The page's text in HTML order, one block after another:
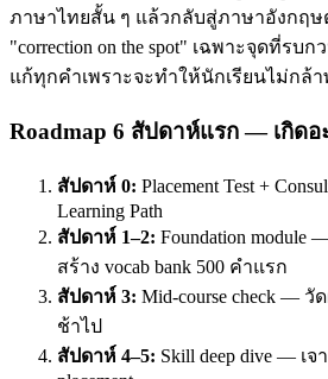
ภาษาไทยสั้น ๆ แล้วกลับสู่ภาษาอังกฤษต่
"correction on the spot" เฉพาะจุดที่รบ
แก้ทุกคำเพราะจะทำให้นักเรียนไม่กล้
Roadmap 6 สัปดาห์แรก — เกิดอ
สัปดาห์ 0: Placement Test +
Learning Path
สัปดาห์ 1–2: Foundation module
สร้าง vocab bank 500 คำแรก
สัปดาห์ 3: Mid-course check — วั
ช้าไป
สัปดาห์ 4–5: Skill deep dive — เ